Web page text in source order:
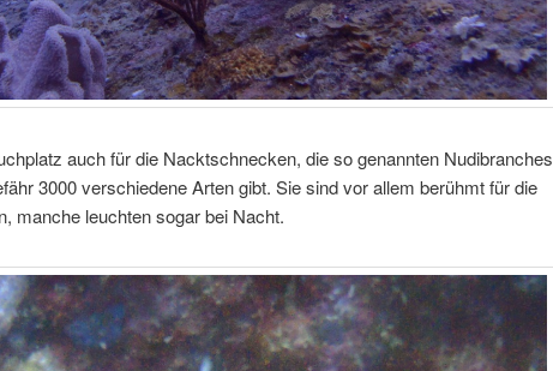
auch für die Nacktschnecken, die so genannten Nudibranches
3000 verschiedene Arten gibt. Sie sind vor allem berühmt für die
manche leuchten sogar bei Nacht.